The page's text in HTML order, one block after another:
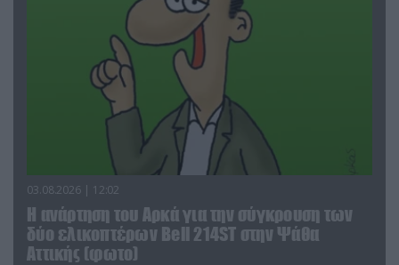
03.08.2026 | 12:02
Η ανάρτηση του Αρκά για την σύγκρουση των
δύο ελικοπτέρων Bell 214ST στην Ψάθα
Αττικής (φωτο)